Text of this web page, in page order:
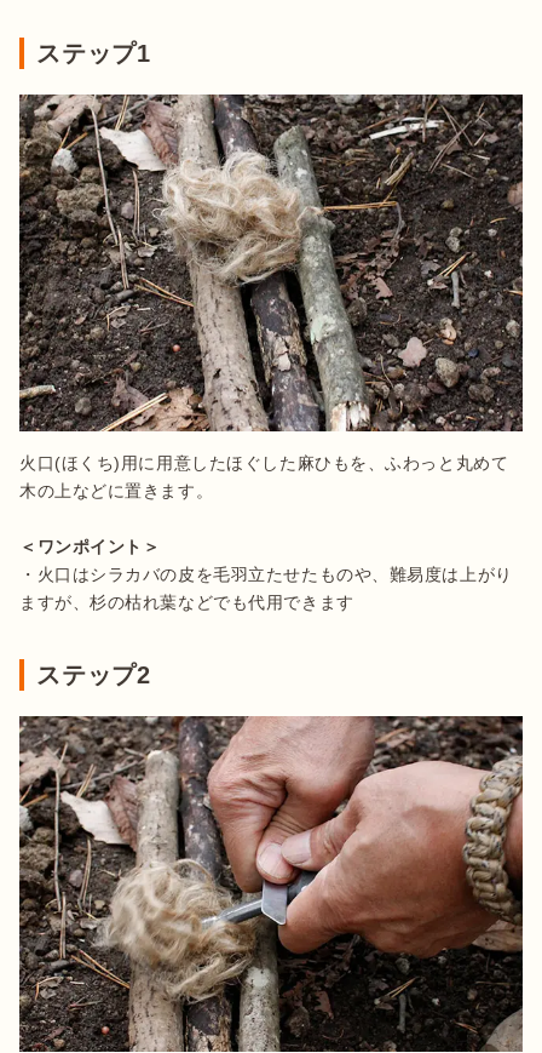
ステップ1
火口(ほくち)用に用意したほぐした麻ひもを、ふわっと丸めて
木の上などに置きます。
＜ワンポイント＞
・火口はシラカバの皮を毛羽立たせたものや、難易度は上がり
ますが、杉の枯れ葉などでも代用できます
ステップ2